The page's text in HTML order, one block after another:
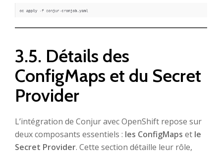
3.5. Détails des
ConfigMaps et du Secret
Provider
L’intégration de Conjur avec OpenShift repose sur
deux composants essentiels : les ConfigMaps et le
Secret Provider. Cette section détaille leur rôle,